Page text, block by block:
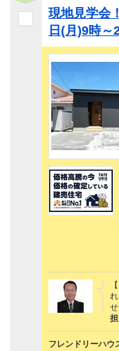
現地見学会
日(月)9時～
担
フレンドリーハウ